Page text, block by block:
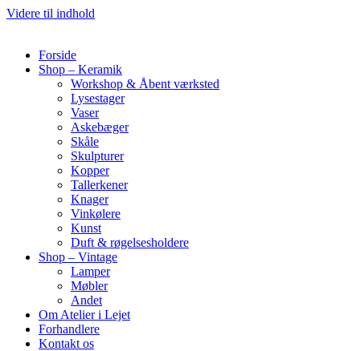
Videre til indhold
Forside
Shop – Keramik
Workshop & Åbent værksted
Lysestager
Vaser
Askebæger
Skåle
Skulpturer
Kopper
Tallerkener
Knager
Vinkølere
Kunst
Duft & røgelsesholdere
Shop – Vintage
Lamper
Møbler
Andet
Om Atelier i Lejet
Forhandlere
Kontakt os